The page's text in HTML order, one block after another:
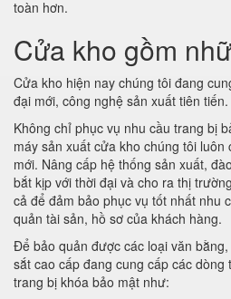
toàn hơn.
Cửa kho gồm
Cửa kho hiện nay chúng tôi đang
đại mới, công nghệ sản xuất tiên tiến.
Không chỉ phục vụ nhu cầu trang bị
máy sản xuất cửa kho chúng tôi
mới. Nâng cấp hệ thống sản xuất,
bắt kịp với thời đại và cho ra thị
cả để đảm bảo phục vụ tốt nhất nhu
quản tài sản, hồ sơ của khách hàng.
Để bảo quản được các loại văn
sắt cao cấp đang cung cấp các dòng
trang bị khóa bảo mật như: